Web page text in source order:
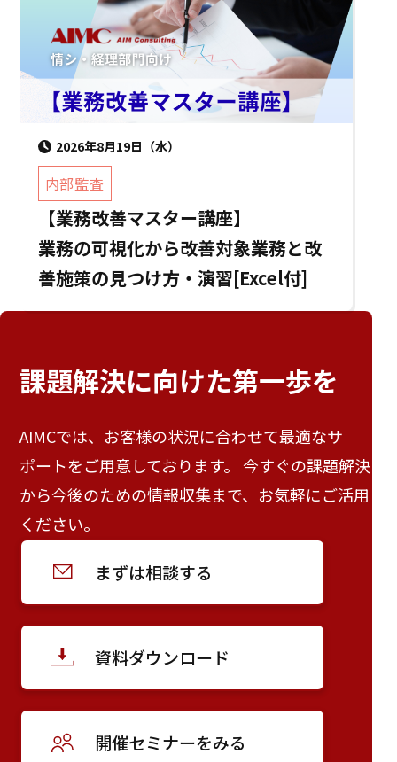
2026年8月19日（水）
内部監査
【業務改善マスター講座】
業務の可視化から改善対象業務と改
善施策の見つけ方・演習[Excel付]
課題解決に向けた第一歩を
AIMCでは、お客様の状況に合わせて最適なサ
ポートをご用意しております。 今すぐの課題解決
から今後のための情報収集まで、お気軽にご活用
ください。
まずは相談する
資料ダウンロード
開催セミナーをみる